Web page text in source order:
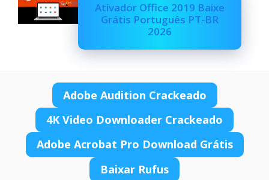
Ativador Office 2019 Baixe
Grátis Português PT-BR
2026
Adobe Audition Crackeado
4K Video Downloader Crackeado
Adobe Acrobat Pro Download Grátis
Baixar Rufus